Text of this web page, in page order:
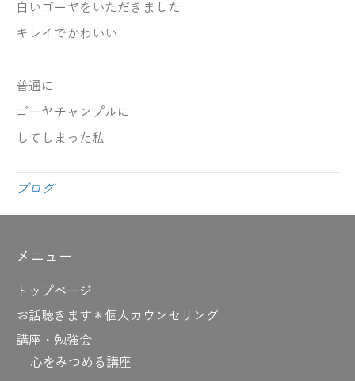
白いゴーヤをいただきました
キレイでかわいい
普通に
ゴーヤチャンプルに
してしまった私
ブログ
メニュー
トップページ
お話聴きます＊個人カウンセリング
講座・勉強会
心をみつめる講座